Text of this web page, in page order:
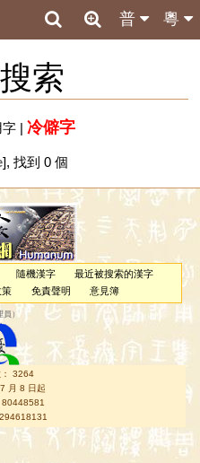
粵
普
索
| 冷僻字
], 找到 0 個
隨機漢字
最近被搜索的漢字
策 免責聲明 意見簿
員）
3264
月 8 日起
80448581